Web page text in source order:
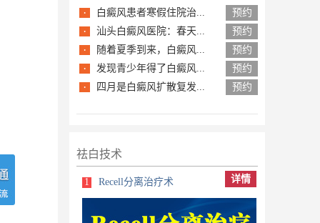
· 白癜风患者寒假住院治... 预约
· 汕头白癜风医院：春天... 预约
· 随着夏季到来，白癜风... 预约
· 发现青少年得了白癜风... 预约
· 四月是白癜风扩散复发... 预约
祛白技术
1 Recell分离治疗术 详情
美国新一代皮肤CT影像系统